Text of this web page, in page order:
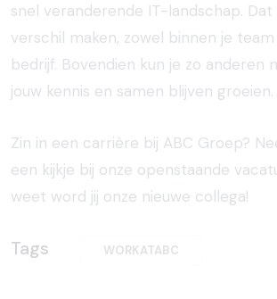
snel veranderende IT-landschap.
verschil maken, zowel binnen je
bedrijf. Bovendien kun je zo anderen
jouw kennis en samen blijven groeien.
Zin in een carrière bij ABC Groep?
een kijkje bij onze openstaande
weet word jij onze nieuwe collega!
Tags WORKATABC